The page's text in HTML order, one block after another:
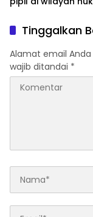
Tinggalkan
Alamat email Anda
wajib ditandai *